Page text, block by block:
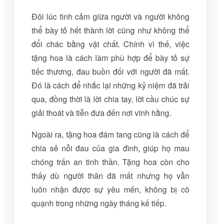
Đôi lúc tình cảm giữa người và người không
thể bày tỏ hết thành lời cũng như không thể
đổi chác bằng vật chất. Chính vì thế, việc
tặng hoa là cách làm phù hợp để bày tỏ sự
tiếc thương, đau buồn đối với người đã mất.
Đó là cách để nhắc lại những kỷ niệm đã trải
qua, đồng thời là lời chia tay, lời cầu chúc sự
giải thoát và tiễn đưa đến nơi vĩnh hằng.
Ngoài ra, tặng hoa đám tang cũng là cách để
chia sẻ nỗi đau của gia đình, giúp họ mau
chóng trấn an tinh thần. Tặng hoa còn cho
thấy dù người thân đã mất nhưng họ vẫn
luôn nhận được sự yêu mến, không bị cô
quạnh trong những ngày tháng kế tiếp.